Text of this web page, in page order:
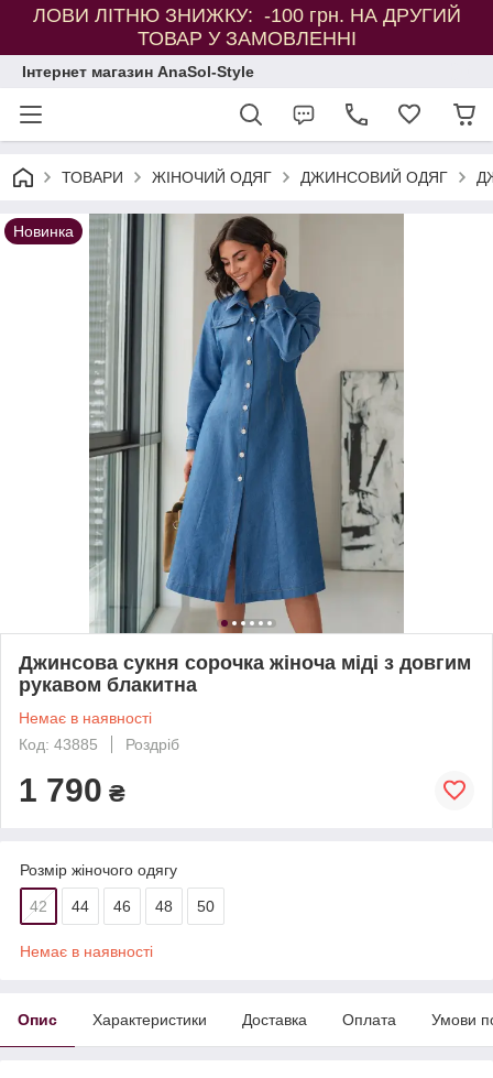
ЛОВИ ЛІТНЮ ЗНИЖКУ: -100 грн. НА ДРУГИЙ
ТОВАР У ЗАМОВЛЕННІ
Інтернет магазин AnaSol-Style
ТОВАРИ ЖІНОЧИЙ ОДЯГ ДЖИНСОВИЙ ОДЯГ
Новинка
Джинсова сукня сорочка жіноча міді з довгим
рукавом блакитна
Немає в наявності
Код: 43885
Роздріб
1 790 ₴
Розмір жіночого одягу
42 44 46 48 50
Немає в наявності
Опис Характеристики Доставка Оплата Умови